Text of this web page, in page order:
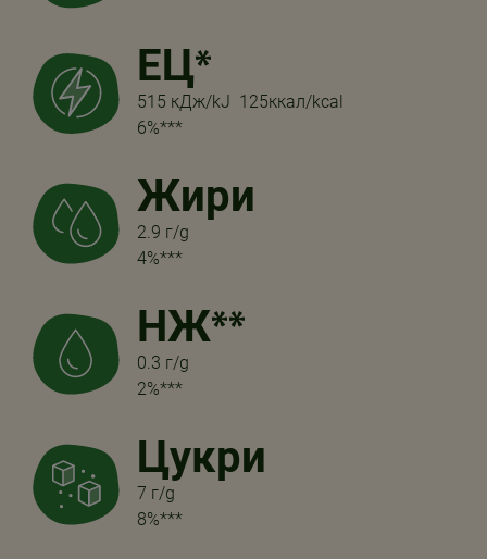
ЕЦ*
515 кДж/kJ 125ккал/kcal
6%***
Жири
2.9 г/g
4%***
НЖ**
0.3 г/g
2%***
Цукри
7 г/g
8%***